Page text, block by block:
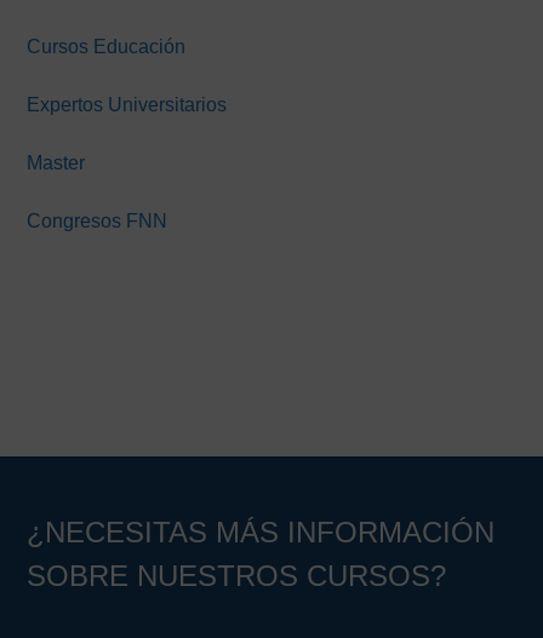
Cursos Educación
Expertos Universitarios
Master
Congresos FNN
¿NECESITAS MÁS INFORMACIÓN
SOBRE NUESTROS CURSOS?